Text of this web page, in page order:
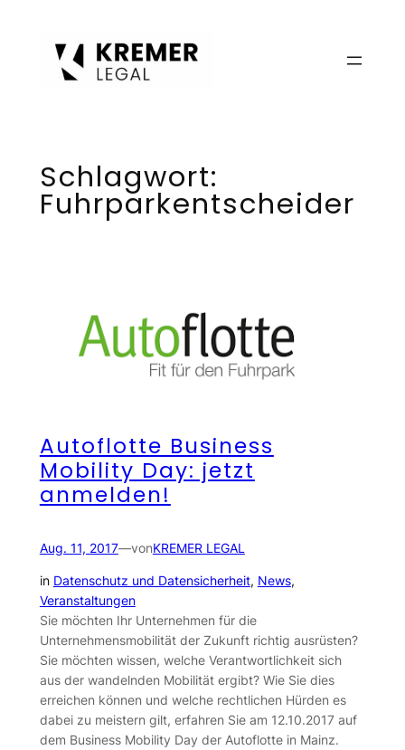
Schlagwort:
Fuhrparkentscheider
Autoflotte Business
Mobility Day: jetzt
anmelden!
Aug. 11, 2017—vonKREMER LEGAL
in Datenschutz und Datensicherheit, News
Veranstaltungen
Sie möchten Ihr Unternehmen für die
Unternehmensmobilität der Zukunft richtig ausrüsten?
Sie möchten wissen, welche Verantwortlichkeit sich
aus der wandelnden Mobilität ergibt? Wie Sie dies
erreichen können und welche rechtlichen Hürden es
dabei zu meistern gilt, erfahren Sie am 12.10.2017 auf
dem Business Mobility Day der Autoflotte in Mainz.